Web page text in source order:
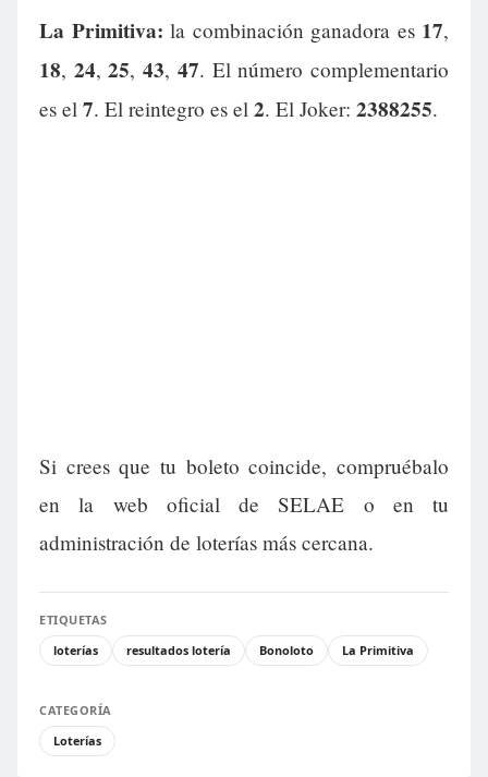
La Primitiva: la combinación ganadora es 17,
18, 24,25,43, 47. El número complementario
es el 7. El reintegro es el 2. El Joker: 2388255.
Si crees que tu boleto coincide, compruébalo
en la web oficial de SELAE o en tu
administración de loterías más cercana.
ETIQUETAS
loterías
resultados lotería Bonoloto La Primitiva
CATEGORÍA
Loterías